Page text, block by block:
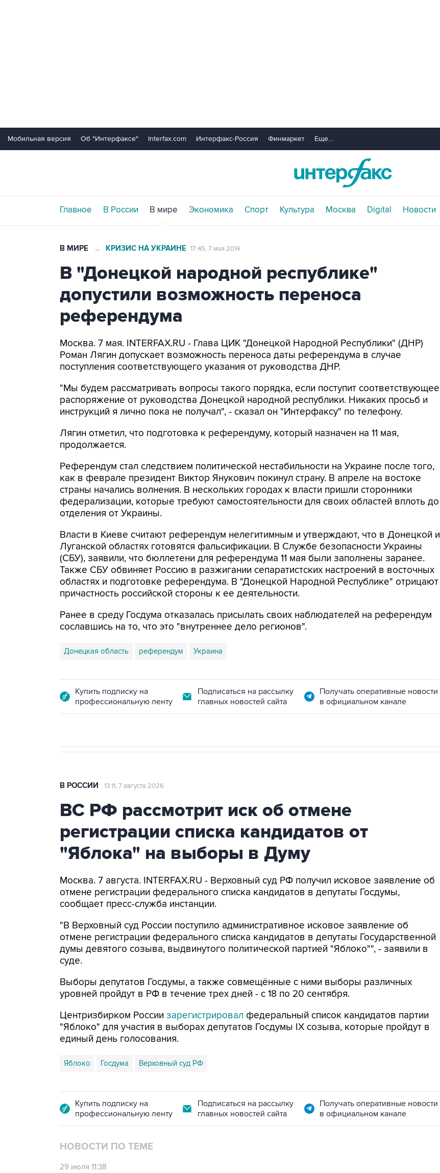
Мобильная версия Об "Интерфаксе" Interfax.com Интерфакс-Россия Финмаркет Еще...
Главное В России В мире Экономика Спорт Культура Москва Digital Новости
В МИРЕ → КРИЗИС НА УКРАИНЕ 17:45, 7 мая 2014
В "Донецкой народной республике"
допустили возможность переноса
референдума
Москва. 7 мая. INTERFAX.RU - Глава ЦИК "Донецкой Народной Республики" (ДНР)
Роман Лягин допускает возможность переноса даты референдума в случае
поступления соответствующего указания от руководства ДНР.
"Мы будем рассматривать вопросы такого порядка, если поступит соответствующее
распоряжение от руководства Донецкой народной республики. Никаких просьб и
инструкций я лично пока не получал", - сказал он "Интерфаксу" по телефону.
Лягин отметил, что подготовка к референдуму, который назначен на 11 мая,
продолжается.
Референдум стал следствием политической нестабильности на Украине после того,
как в феврале президент Виктор Янукович покинул страну. В апреле на востоке
страны начались волнения. В нескольких городах к власти пришли сторонники
федерализации, которые требуют самостоятельности для своих областей вплоть до
отделения от Украины.
Власти в Киеве считают референдум нелегитимным и утверждают, что в Донецкой и
Луганской областях готовятся фальсификации. В Службе безопасности Украины
(СБУ), заявили, что бюллетени для референдума 11 мая были заполнены заранее.
Также СБУ обвиняет Россию в разжигании сепаратистских настроений в восточных
областях и подготовке референдума. В "Донецкой Народной Республике" отрицают
причастность российской стороны к ее деятельности.
Ранее в среду Госдума отказалась присылать своих наблюдателей на референдум
сославшись на то, что это "внутреннее дело регионов".
Донецкая область референдум Украина
Купить подписку на
профессиональную ленту
Подписаться на рассылку
главных новостей сайта
Получать оперативные новости
в официальном канале
В РОССИИ 13:11, 7 августа 2026
ВС РФ рассмотрит иск об отмене
регистрации списка кандидатов от
"Яблока" на выборы в Думу
Москва. 7 августа. INTERFAX.RU - Верховный суд РФ получил исковое заявление об
отмене регистрации федерального списка кандидатов в депутаты Госдумы,
сообщает пресс-служба инстанции.
"В Верховный суд России поступило административное исковое заявление об
отмене регистрации федерального списка кандидатов в депутаты Государственной
думы девятого созыва, выдвинутого политической партией "Яблоко"", - заявили в
суде.
Выборы депутатов Госдумы, а также совмещённые с ними выборы различных
уровней пройдут в РФ в течение трех дней - с 18 по 20 сентября.
Центризбирком России зарегистрировал федеральный список кандидатов партии
"Яблоко" для участия в выборах депутатов Госдумы IX созыва, которые пройдут в
единый день голосования.
Яблоко Госдума Верховный суд РФ
Купить подписку на
профессиональную ленту
Подписаться на рассылку
главных новостей сайта
Получать оперативные новости
в официальном канале
НОВОСТИ ПО ТЕМЕ
29 июля 11:38